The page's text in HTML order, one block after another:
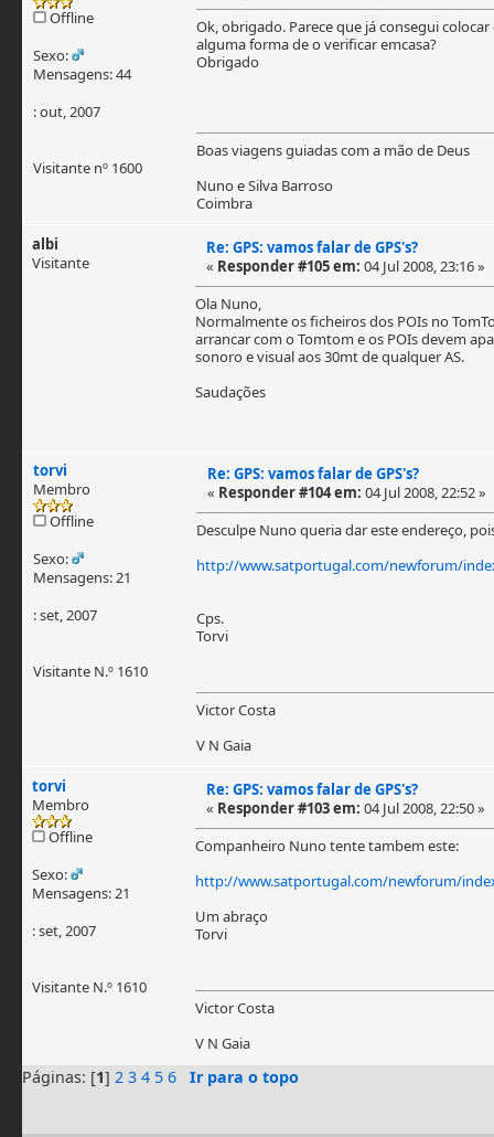
Offline
Sexo:
Mensagens: 44
: out, 2007
Visitante nº 1600
Ok, obrigado. Parece que já consegui
alguma forma de o verificar emcasa?
Obrigado
Boas viagens guiadas com a mão de Deus
Nuno e Silva Barroso
Coimbra
albi
Visitante
Re: GPS: vamos falar de GPS's?
« Responder #105 em: 04 Jul 2008, 23:16 »
Ola Nuno,
Normalmente os ficheiros dos POIs no
arrancar com o Tomtom e os POIs devem
sonoro e visual aos 30mt de qualquer AS.
Saudações
torvi
Membro
Offline
Sexo:
Mensagens: 21
: set, 2007
Visitante N.º 1610
Re: GPS: vamos falar de GPS's?
« Responder #104 em: 04 Jul 2008, 22:52 »
Desculpe Nuno queria dar este endereço,
http://www.satportugal.com/newforum/
Cps.
Torvi
Victor Costa
V N Gaia
torvi
Membro
Offline
Sexo:
Mensagens: 21
: set, 2007
Visitante N.º 1610
Re: GPS: vamos falar de GPS's?
« Responder #103 em: 04 Jul 2008, 22:50 »
Companheiro Nuno tente tambem este:
http://www.satportugal.com/newforum/
Um abraço
Torvi
Victor Costa
V N Gaia
Páginas: [1] 2 3 4 5 6 Ir para o topo